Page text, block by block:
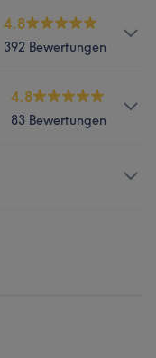
4.8
392 Bewertungen
4.8
83 Bewertungen